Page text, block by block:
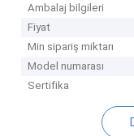
Ambalaj bilgileri
Fiyat
Min sipariş miktarı
Model numarası
Sertifika